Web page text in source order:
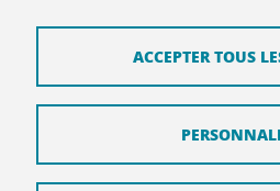
Plan du site
Mentions légales
Données personnelles
ACCEPTER TOUS